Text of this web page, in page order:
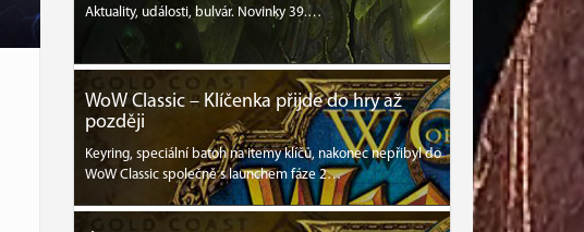
Aktuality, události, bulvár. Novinky 39.…
WoW Classic – Klíčenka přijde do hry až
později
Keyring, speciální batoh na itemy klíčů, nakonec nepřibyl do
WoW Classic společně s launchem fáze 2…